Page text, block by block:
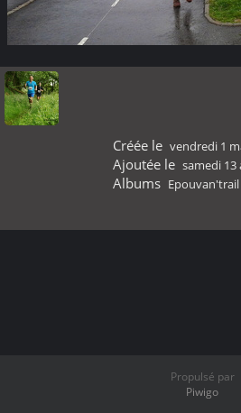
Créée le vendredi 1
Ajoutée le samedi 13
Albums Epouvan'trail
Propulsé par
Piwigo